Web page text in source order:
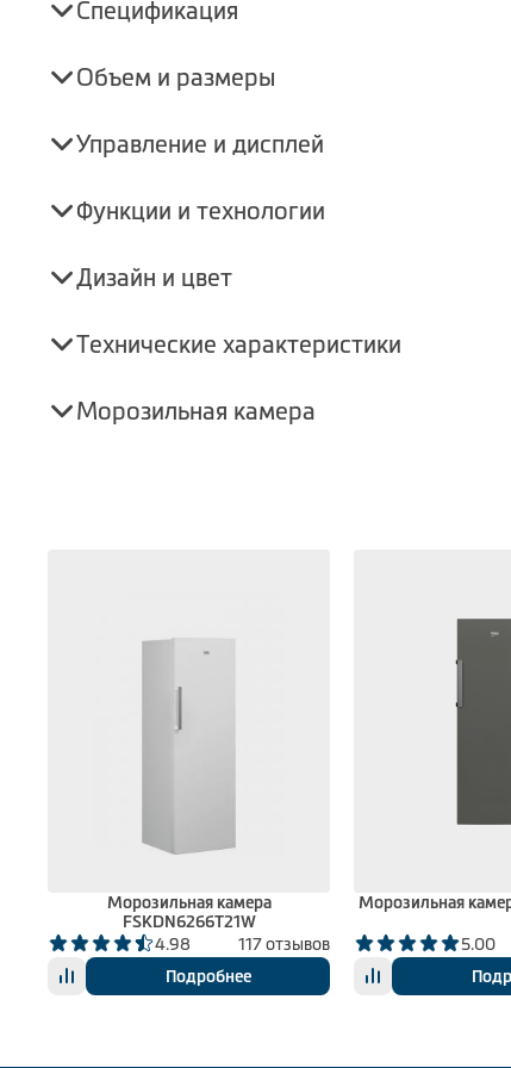
Спецификация
Объем и размеры
Управление и дисплей
Функции и технологии
Дизайн и цвет
Технические характеристики
Морозильная камера
Морозильная камера
FSKDN6266T21W
4.98
117 отзывов
Подробнее
Морозильная
5.00